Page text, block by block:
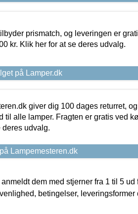
prismatch, og leveringen er
kr. Klik her for at se deres udvalg.
på Lamper.dk
giver dig 100 dages returret,
til alle lamper. Fragten er gratis ved
deres udvalg.
Lampemesteren.dk
dem med stjerner fra 1 til 5 ud
betingelser, leveringsformer